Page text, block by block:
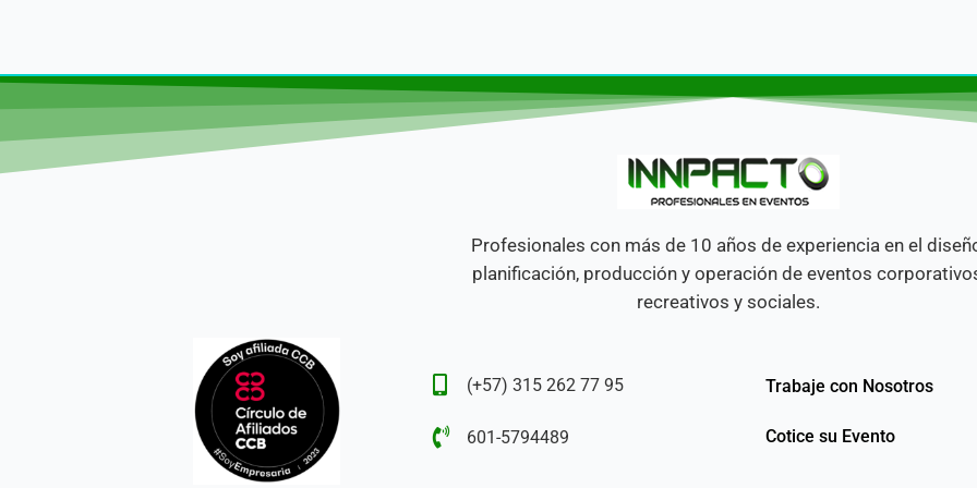
Profesionales con más de 10 años de experiencia en el
planificación, producción y operación de eventos
recreativos y sociales.
(+57) 315 262 77 95
601-5794489
Trabaje con Nosotros
Cotice su Evento